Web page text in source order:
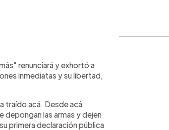
renunciará y exhortó a
inmediatas y su libertad,
traído acá. Desde acá
depongan las armas y dejen
primera declaración pública